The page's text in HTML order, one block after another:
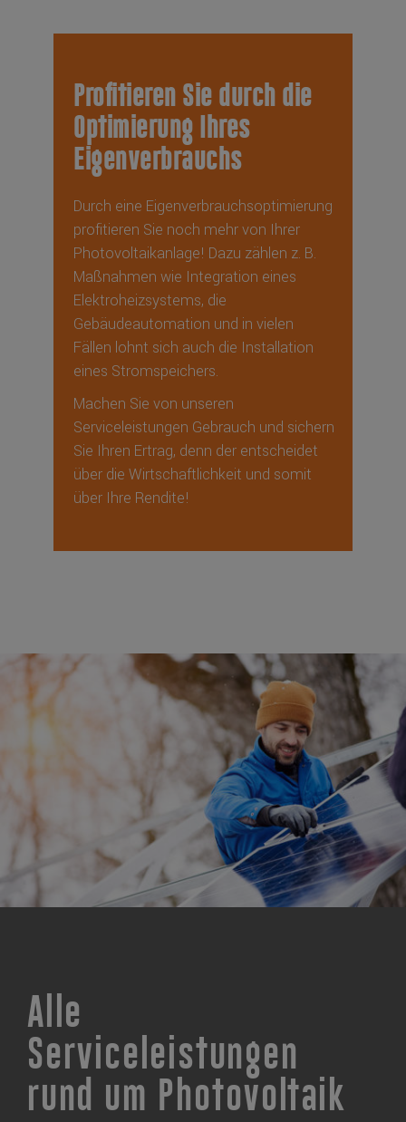
Profitieren Sie durch die
Optimierung Ihres
Eigenverbrauchs
Durch eine Eigenverbrauchsoptimierung
profitieren Sie noch mehr von Ihrer
Photovoltaikanlage! Dazu zählen z. B.
Maßnahmen wie Integration eines
Elektroheizsystems, die
Gebäudeautomation und in vielen
Fällen lohnt sich auch die Installation
eines Stromspeichers.
Machen Sie von unseren
Serviceleistungen Gebrauch und sichern
Sie Ihren Ertrag, denn der entscheidet
über die Wirtschaftlichkeit und somit
über Ihre Rendite!
Alle
Serviceleistungen
rund um Photovoltaik